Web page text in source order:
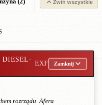
(2) Zwiń wszystkie
DIESEL·
EXF Zamknij
rozrządu. Afera